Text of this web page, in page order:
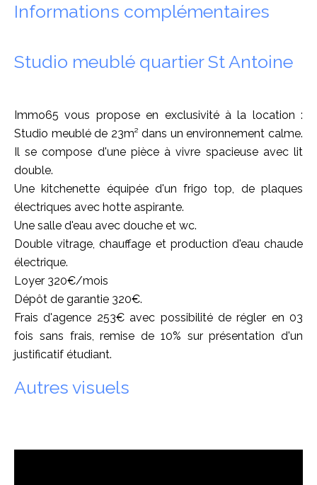
Informations complémentaires
Studio meublé quartier St Antoine
Immo65 vous propose en exclusivité à la location :
Studio meublé de 23m² dans un environnement calme.
Il se compose d'une pièce à vivre spacieuse avec lit
double.
Une kitchenette équipée d'un frigo top, de plaques
électriques avec hotte aspirante.
Une salle d'eau avec douche et wc.
Double vitrage, chauffage et production d'eau chaude
électrique.
Loyer 320€/mois
Dépôt de garantie 320€.
Frais d'agence 253€ avec possibilité de régler en 03
fois sans frais, remise de 10% sur présentation d'un
justificatif étudiant.
Autres visuels